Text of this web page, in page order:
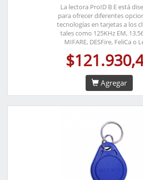
La lectora ProID B E está
para ofrecer diferentes
tecnologías en tarjetas a los
tales como 125KHz EM,
MIFARE, DESFire, FeliCa o
Agregar